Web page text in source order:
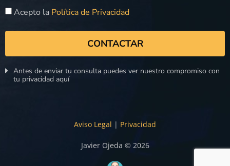
Acepto la Política de Privacidad
CONTACTAR
Antes de enviar tu consulta puedes ver nuestro compromiso con
tu privacidad aquí
Aviso Legal | Privacidad
Javier Ojeda © 2026